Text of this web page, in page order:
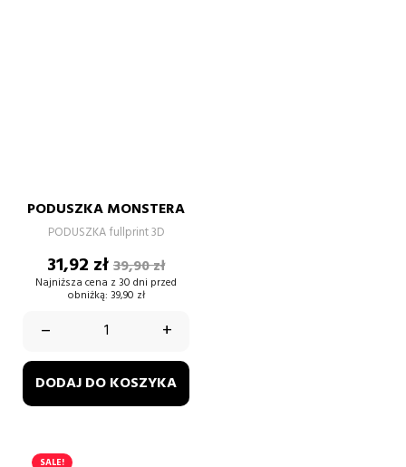
PODUSZKA MONSTERA
PODUSZKA fullprint 3D
Cena
31,92 złCena
podstawowa
39,90 zł
Najniższa cena z 30 dni przed
obniżką: 39,90 zł
– +
DODAJ DO KOSZYKA
SALE!